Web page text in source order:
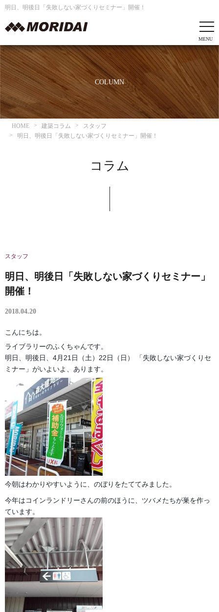
明日、明後日「失敗しない家づくりセミナー」開催！
COLUMN
HOME 建築コラム
スタッフ
明日、明後日「失敗しない家づくりセミナー」開催！
コラム
スタッフ
明日、明後日「失敗しない家づくりセミナー」
開催！
2018.04.20
こんにちは。
ライブラリーのふくちゃんです。
明日、明後日、4月21日（土）22日（日）
「失敗しない家づくりセ
ミナー」がいよいよ、あります。
今朝はわかりやすいように、のぼりをたててみました。
今年はコインランドリーさんの前のほうに、ツバメたちが巣を作っ
ています。